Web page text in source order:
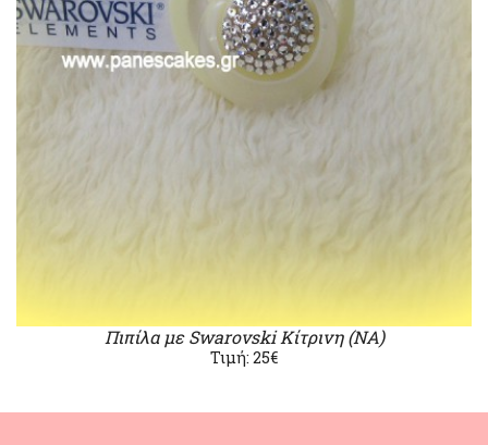
Πιπίλα με Swarovski Κίτρινη (ΝΑ)
Τιμή: 25€